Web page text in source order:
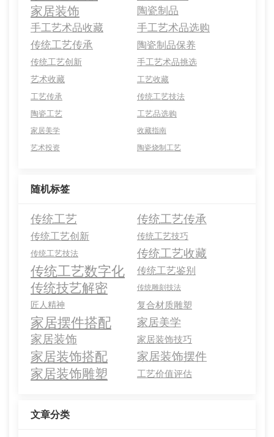
家居装饰
陶瓷制品
手工艺术品收藏
手工艺术品选购
传统工艺传承
陶瓷制品保养
传统工艺创新
手工艺术品挑选
艺术收藏
工艺收藏
工艺传承
传统工艺技法
陶瓷工艺
工艺品选购
家居美学
收藏指南
艺术投资
陶瓷烧制工艺
随机标签
传统工艺 传统工艺传承
传统工艺创新 传统工艺技巧
传统工艺技法 传统工艺收藏
传统工艺数字化 传统工艺鉴别
传统技艺解密 传统雕刻技法
匠人精神 复合材质雕塑
家居摆件搭配 家居美学
家居装饰 家居装饰技巧
家居装饰搭配 家居装饰摆件
家居装饰雕塑 工艺价值评估
文章分类